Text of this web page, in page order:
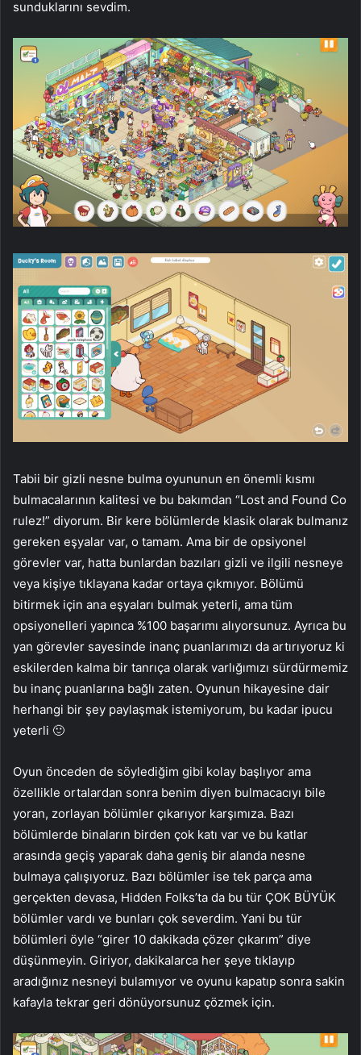
sunduklarını sevdim.
Tabii bir gizli nesne bulma oyununun en önemli kısmı
bulmacalarının kalitesi ve bu bakımdan “Lost and Found Co
rulez!” diyorum. Bir kere bölümlerde klasik olarak bulmanız
gereken eşyalar var, o tamam. Ama bir de opsiyonel
görevler var, hatta bunlardan bazıları gizli ve ilgili nesneye
veya kişiye tıklayana kadar ortaya çıkmıyor. Bölümü
bitirmek için ana eşyaları bulmak yeterli, ama tüm
opsiyonelleri yapınca %100 başarımı alıyorsunuz. Ayrıca bu
yan görevler sayesinde inanç puanlarımızı da artırıyoruz ki
eskilerden kalma bir tanrıça olarak varlığımızı sürdürmemiz
bu inanç puanlarına bağlı zaten. Oyunun hikayesine dair
herhangi bir şey paylaşmak istemiyorum, bu kadar ipucu
yeterli 🙂
Oyun önceden de söylediğim gibi kolay başlıyor ama
özellikle ortalardan sonra benim diyen bulmacacıyı bile
yoran, zorlayan bölümler çıkarıyor karşımıza. Bazı
bölümlerde binaların birden çok katı var ve bu katlar
arasında geçiş yaparak daha geniş bir alanda nesne
bulmaya çalışıyoruz. Bazı bölümler ise tek parça ama
gerçekten devasa, Hidden Folks’ta da bu tür ÇOK BÜYÜK
bölümler vardı ve bunları çok severdim. Yani bu tür
bölümleri öyle “girer 10 dakikada çözer çıkarım” diye
düşünmeyin. Giriyor, dakikalarca her şeye tıklayıp
aradığınız nesneyi bulamıyor ve oyunu kapatıp sonra sakin
kafayla tekrar geri dönüyorsunuz çözmek için.